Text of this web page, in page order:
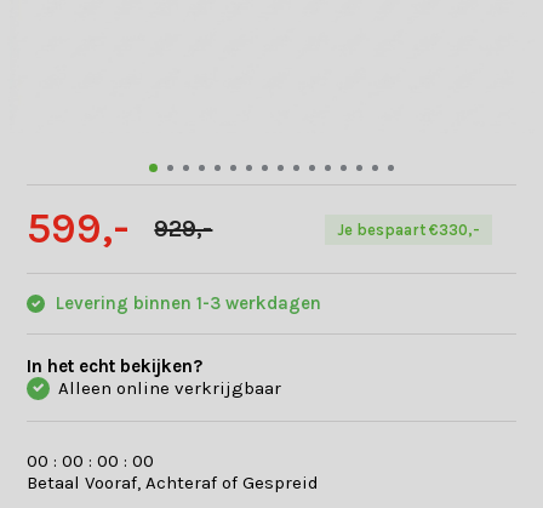
599,- 929,- Je bespaart €330,-
Levering binnen 1-3 werkdagen
In het echt bekijken?
Alleen online verkrijgbaar
00 :00 :00 :00
Betaal Vooraf, Achteraf of Gespreid